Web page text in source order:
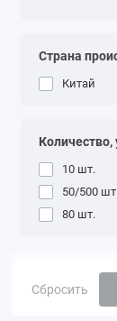
Cтрана
Китай
Количество,
10 шт.
50/500 шт.
80 шт.
Сбросить